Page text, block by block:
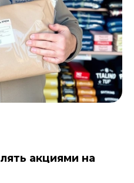
акциями на